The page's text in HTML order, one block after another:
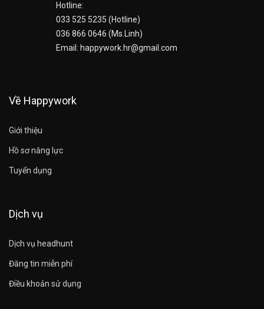
Hotline:
033 525 5235 (Hotline)
036 866 0646 (Ms.Linh)
Email: happywork.hr@gmail.com
Về Happywork
Giới thiệu
Hồ sơ năng lực
Tuyển dụng
Dịch vụ
Dịch vụ headhunt
Đăng tin miễn phí
Điều khoản sử dụng